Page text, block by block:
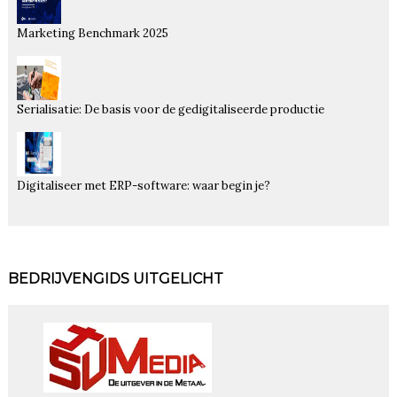
Marketing Benchmark 2025
Serialisatie: De basis voor de gedigitaliseerde productie
Digitaliseer met ERP-software: waar begin je?
BEDRIJVENGIDS UITGELICHT